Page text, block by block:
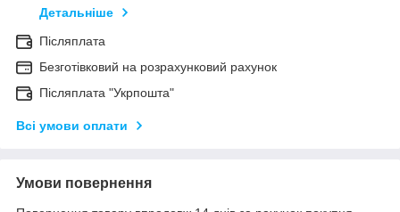
Детальніше
Післяплата
Безготівковий на розрахунковий рахунок
Післяплата "Укрпошта"
Всі умови оплати
Умови повернення